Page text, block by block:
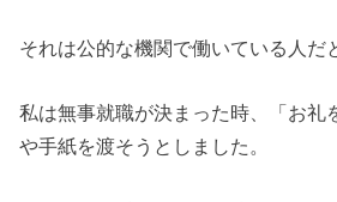
それは公的な機関で働いている人だ
私は無事就職が決まった時、「お礼
や手紙を渡そうとしました。